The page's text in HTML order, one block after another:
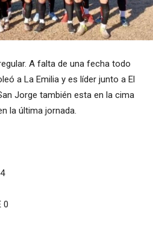
A falta de una fecha todo
a La Emilia y es líder junto a El
Jorge también esta en la cima
la última jornada.
0